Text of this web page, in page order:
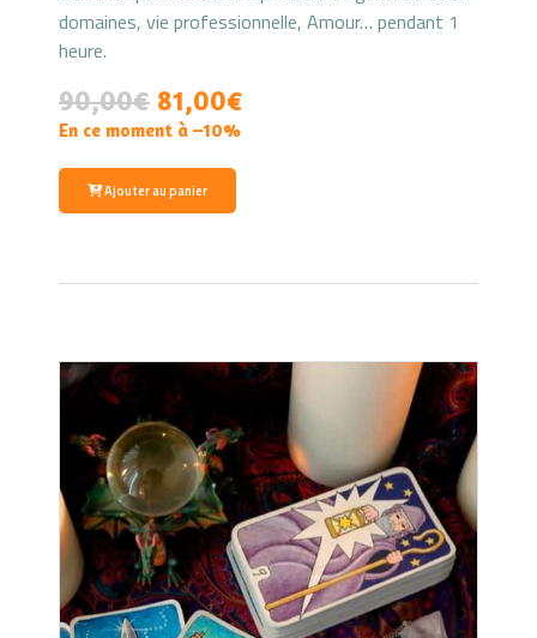
domaines, vie professionnelle, Amour… pendant 1
heure.
90,00€ 81,00€
En ce moment à –10%
Ajouter au panier